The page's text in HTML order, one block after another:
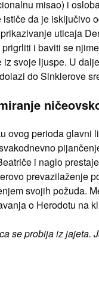
misao) i
ističe da je isključivo
uticaja
prigrliti i baviti se
iz svoje ljuspe. U
do Sinklerove
ovog perioda glavni
i naglo
prevazilaženje
svojih požuda.
o Herodotu na
se probija iz jajeta.